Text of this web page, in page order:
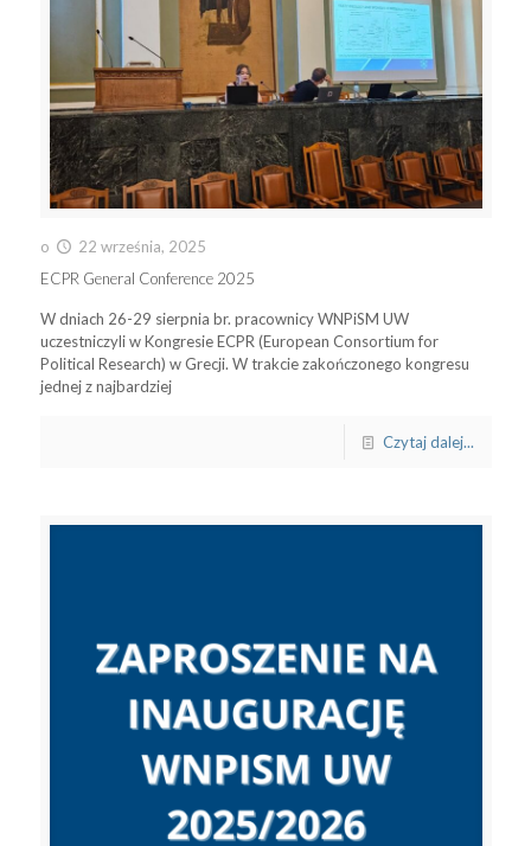
o
22 września, 2025
ECPR General Conference 2025
W dniach 26-29 sierpnia br. pracownicy WNPiSM UW
uczestniczyli w Kongresie ECPR (European Consortium for
Political Research) w Grecji. W trakcie zakończonego kongresu
jednej z najbardziej
Czytaj dalej...